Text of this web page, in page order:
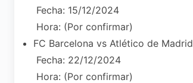
Fecha: 15/12/2024
Hora: (Por confirmar)
FC Barcelona vs Atlético de Madrid
Fecha: 22/12/2024
Hora: (Por confirmar)